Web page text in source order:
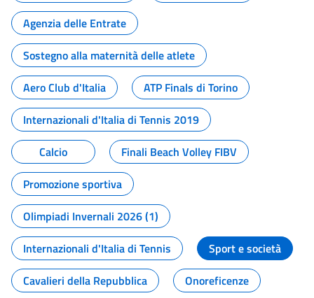
Agenzia delle Entrate
Sostegno alla maternità delle atlete
Aero Club d'Italia
ATP Finals di Torino
Internazionali d'Italia di Tennis 2019
Calcio
Finali Beach Volley FIBV
Promozione sportiva
Olimpiadi Invernali 2026 (1)
Internazionali d'Italia di Tennis
Sport e società
Cavalieri della Repubblica
Onoreficenze